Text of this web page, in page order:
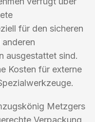
für den sicheren
ausgestattet sind.
Kosten für externe
Metzgers
Verpackung